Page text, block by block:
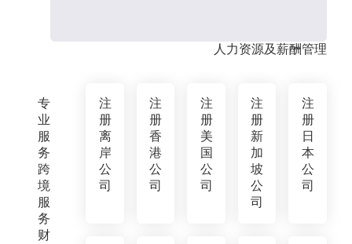
专
业
服
务
跨
境
服
务
财
人力资源及薪酬管理
注
册
离
岸
公
司
注
册
香
港
公
司
注
册
美
国
公
司
注
册
新
加
坡
公
司
注
册
日
本
公
司